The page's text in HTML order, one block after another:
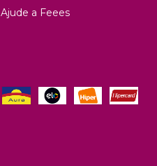
Ajude a Feees